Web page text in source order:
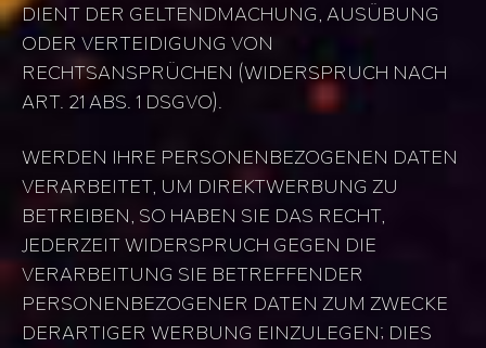
DIENT DER GELTENDMACHUNG, AUSÜBUNG
ODER VERTEIDIGUNG VON
RECHTSANSPRÜCHEN (WIDERSPRUCH NACH
ART. 21 ABS. 1 DSGVO).
WERDEN IHRE PERSONENBEZOGENEN DATEN
VERARBEITET, UM DIREKTWERBUNG ZU
BETREIBEN, SO HABEN SIE DAS RECHT,
JEDERZEIT WIDERSPRUCH GEGEN DIE
VERARBEITUNG SIE BETREFFENDER
PERSONENBEZOGENER DATEN ZUM ZWECKE
DERARTIGER WERBUNG EINZULEGEN; DIES